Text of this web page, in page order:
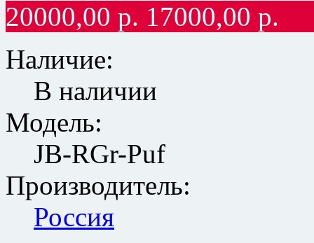
20000,00 р. 17000,00 р.
Наличие:
В наличии
Модель:
JB-RGr-Puf
Производитель:
Россия